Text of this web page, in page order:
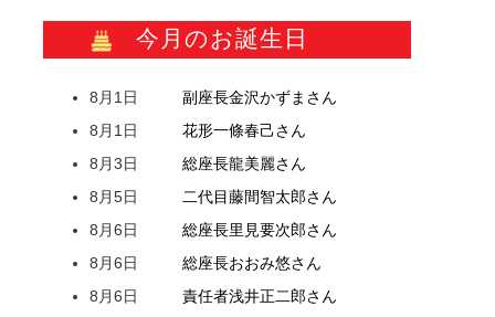
今月のお誕生日
8月1日 副座長金沢かずま さん
8月1日
花形一條春己さん
8月3日
総座長龍美麗さん
8月5日
二代目藤間智太郎さん
8月6日
総座長里見要次郎さん
8月6日
総座長おおみ悠さん
8月6日
責任者浅井正二郎さん